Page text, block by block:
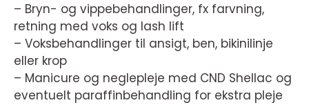
– Bryn- og vippebehandlinger, fx farvning,
retning med voks og lash lift
– Voksbehandlinger til ansigt, ben, bikinilinje
eller krop
– Manicure og neglepleje med CND Shellac og
eventuelt paraffinbehandling for ekstra pleje